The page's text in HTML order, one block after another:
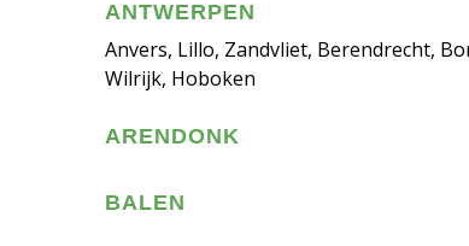
ANTWERPEN
Anvers, Lillo, Zandvliet, Berendrecht,
Wilrijk, Hoboken
ARENDONK
BALEN